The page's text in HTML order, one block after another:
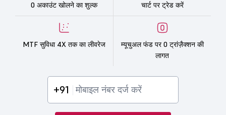
0 अकाउंट खोलने का शुल्क चार्ट पर ट्रेड करें
MTF सुविधा 4X तक का लीवरेज
म्यूचुअल फंड पर 0 ट्रांज़ैक्शन की
लागत
+91